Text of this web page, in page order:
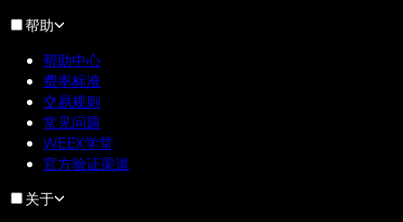
帮助
帮助中心
费率标准
交易规则
常见问题
WEEX学堂
官方验证渠道
关于